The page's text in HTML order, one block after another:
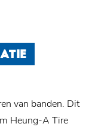
van banden. Dit
Heung-A Tire